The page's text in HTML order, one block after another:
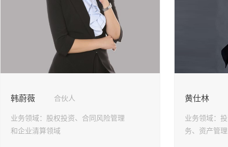
韩蔚薇 合伙人
业务领域： 股权投资、合同风险管理
和企业清算领域
黄仕林
业务领域：
务、资产管